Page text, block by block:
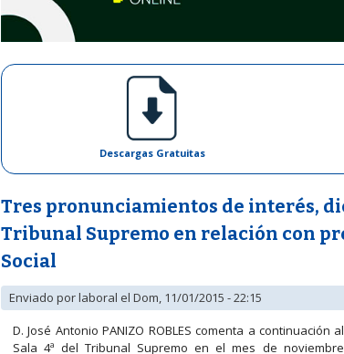
Descargas Gratuitas
Tres pronunciamientos de interés,
Tribunal Supremo en relación con
Social
Enviado porlaboral el Dom, 11/01/2015 - 22:15
D. José Antonio PANIZO ROBLES comenta a
Sala 4ª del Tribunal Supremo en el mes de